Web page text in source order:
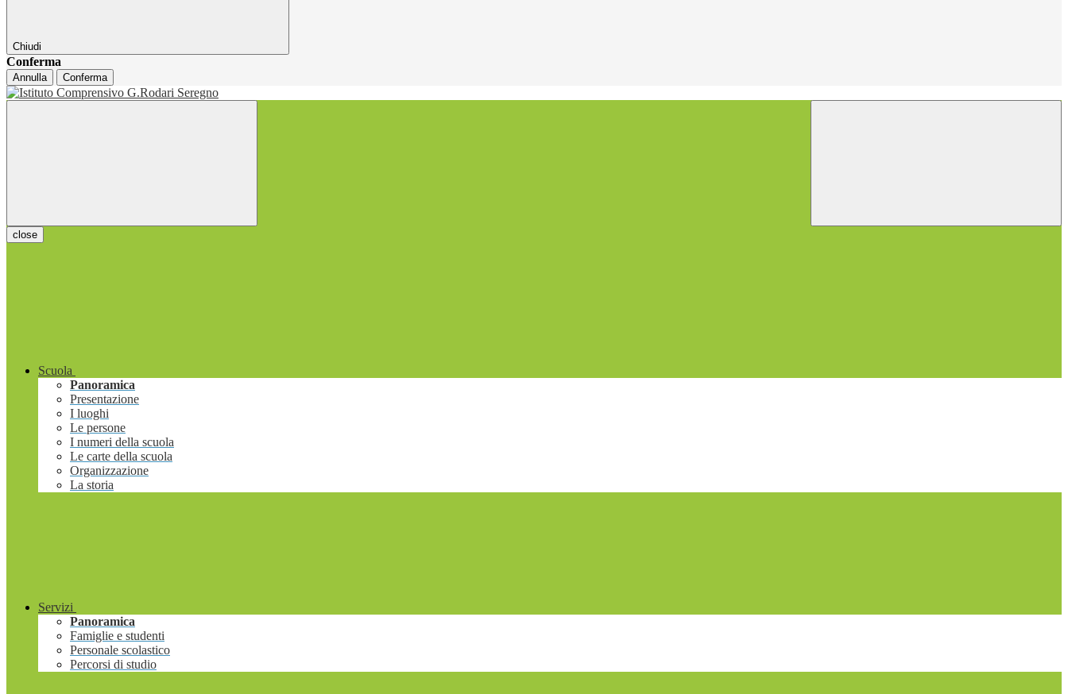
Chiudi
Conferma
Annulla Conferma
close
Scuola
Panoramica
Presentazione
I luoghi
Le persone
I numeri della scuola
Le carte della scuola
Organizzazione
La storia
Servizi
Panoramica
Famiglie e studenti
Personale scolastico
Percorsi di studio